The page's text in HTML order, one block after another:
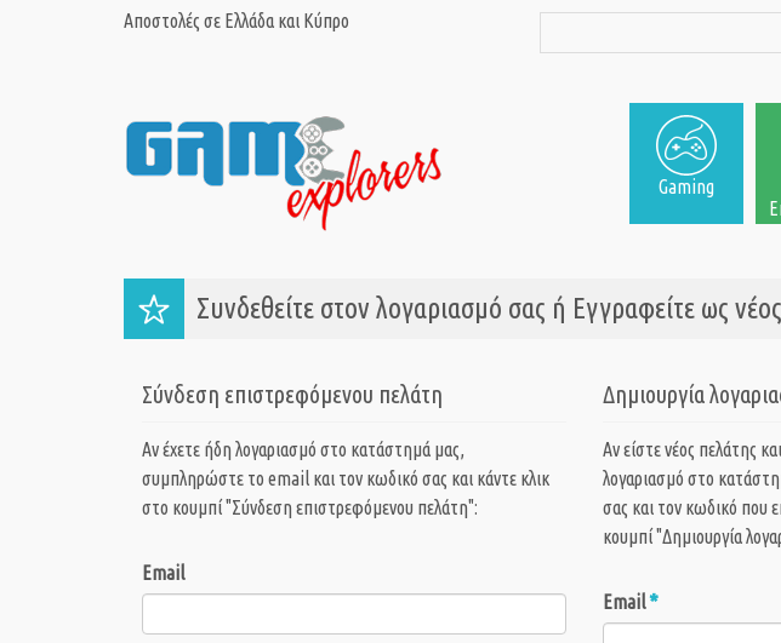
Αποστολές σε Ελλάδα και Κύπρο
Gaming
Συνδεθείτε στον λογαριασμό σας ή Εγγραφείτε ως
Σύνδεση επιστρεφόμενου πελάτη
Αν έχετε ήδη λογαριασμό στο κατάστημά μας,
συμπληρώστε το email και τον κωδικό σας και κάντε κλικ
στο κουμπί "Σύνδεση επιστρεφόμενου πελάτη":
Email
Δημιουργία
Αν είστε νέος πελάτης
λογαριασμό στο
σας και τον κωδικό που
κουμπί "Δημιουργία
Email*